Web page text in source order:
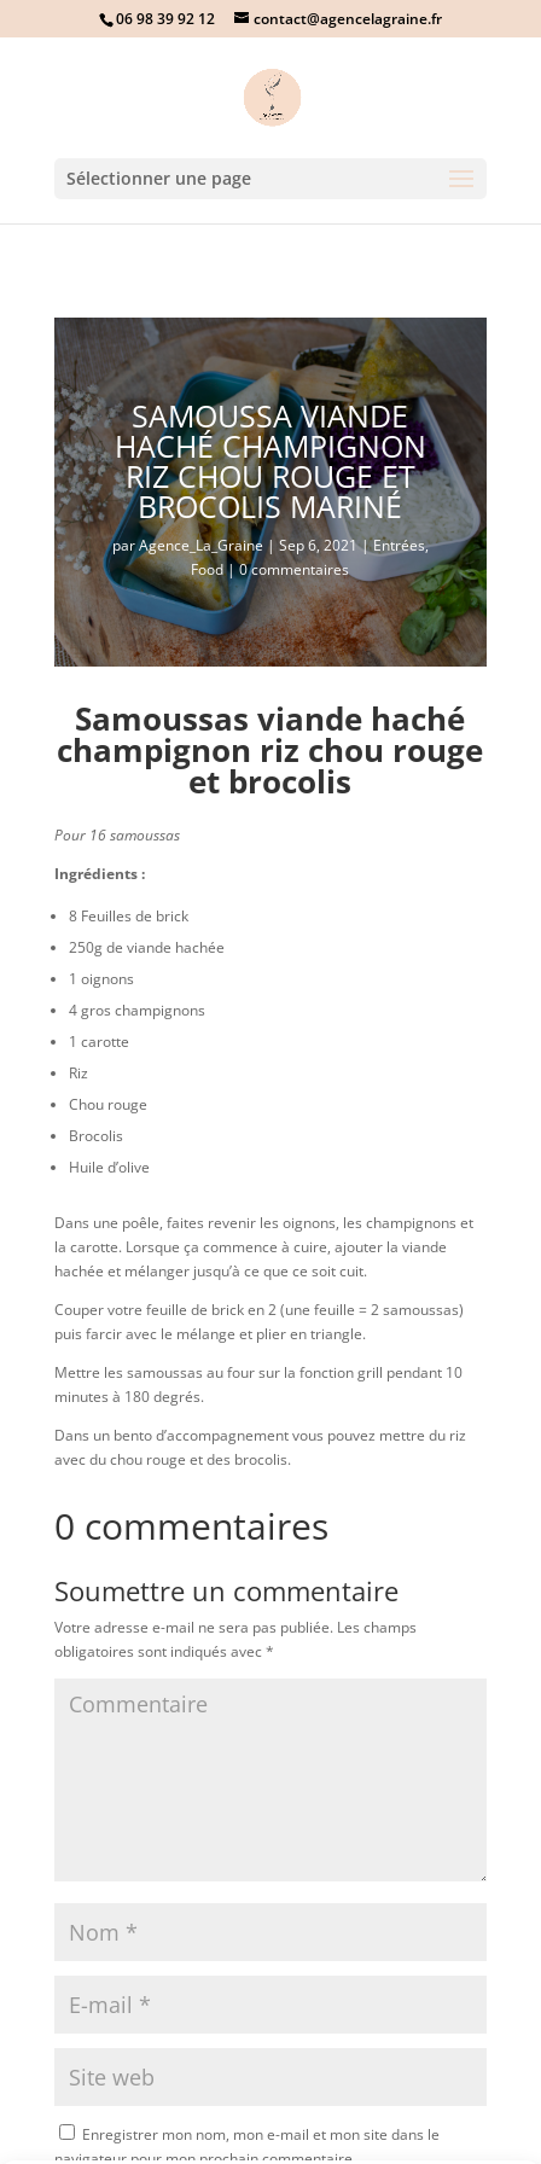
06 98 39 92 12 contact@agencelagraine.fr
Sélectionner une page
SAMOUSSA VIANDE
HACHÉ CHAMPIGNON
RIZ CHOU ROUGE ET
BROCOLIS MARINÉ
parAgence_La_Graine| Sep 6, 2021|Entrées,
Food|0 commentaires
Samoussas viande haché
champignon riz chou rouge
et brocolis
Pour 16 samoussas
Ingrédients :
8 Feuilles de brick
250g de viande hachée
1 oignons
4 gros champignons
1 carotte
Riz
Chou rouge
Brocolis
Huile d’olive
Dans une poêle, faites revenir les oignons, les champignons et
la carotte. Lorsque ça commence à cuire, ajouter la viande
hachée et mélanger jusqu’à ce que ce soit cuit.
Couper votre feuille de brick en 2 (une feuille = 2 samoussas)
puis farcir avec le mélange et plier en triangle.
Mettre les samoussas au four sur la fonction grill pendant 10
minutes à 180 degrés.
Dans un bento d’accompagnement vous pouvez mettre du riz
avec du chou rouge et des brocolis.
0 commentaires
Soumettre un commentaire
Votre adresse e-mail ne sera pas publiée.Les champs
obligatoires sont indiqués avec*
Enregistrer mon nom, mon e-mail et mon site dans le
navigateur pour mon prochain commentaire.